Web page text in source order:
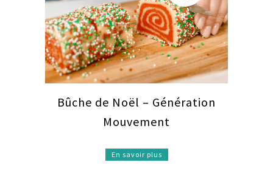
Bûche de Noël – Génération
Mouvement
En savoir plus